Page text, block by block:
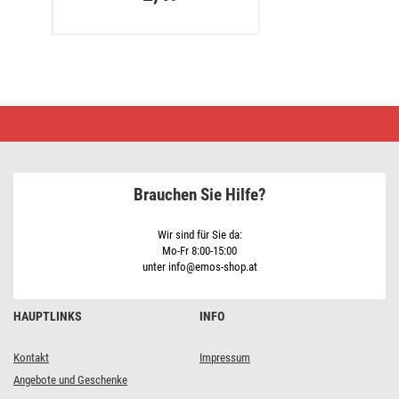
2x0,35mm
HAUPTLINKS
Kontakt
Angebote und Geschenke
INFO
Impressum
Brauchen Sie Hilfe?
Wir sind für Sie da:
Mo-Fr 8:00-15:00
unter info@emos-shop.at